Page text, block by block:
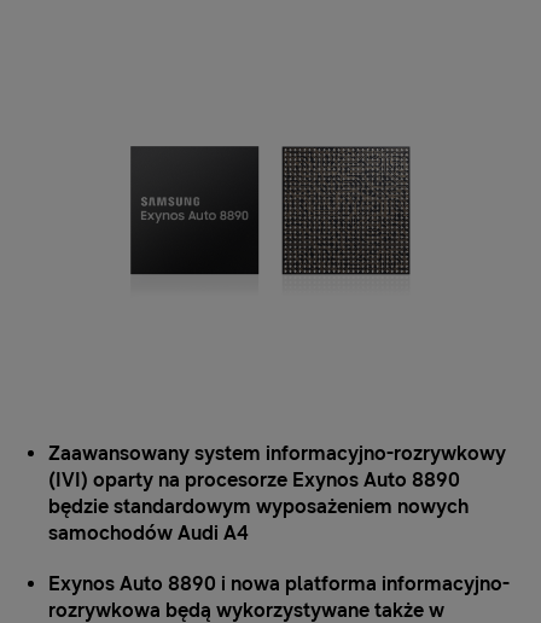
Zaawansowany system informacyjno-rozrywkowy
(IVI) oparty na procesorze Exynos Auto 8890
będzie standardowym wyposażeniem nowych
samochodów Audi A4
Exynos Auto 8890 i nowa platforma informacyjno-
rozrywkowa będą wykorzystywane także w